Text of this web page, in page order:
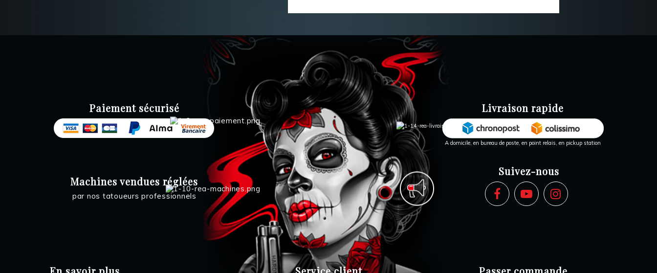
Paiement sécurisé
Machines vendues réglées
par nos tatoueurs professionnels
Livraison rapide
A domicile, en bureau de poste, en point relais, en pickup station
Suivez-nous